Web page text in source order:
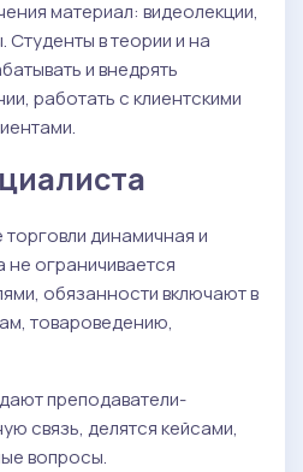
материал: видеолекции,
в теории и на
и внедрять
работать с клиентскими
динамичная и
ограничивается
обязанности включают в
товароведению,
преподаватели-
связь, делятся кейсами,
вопросы.